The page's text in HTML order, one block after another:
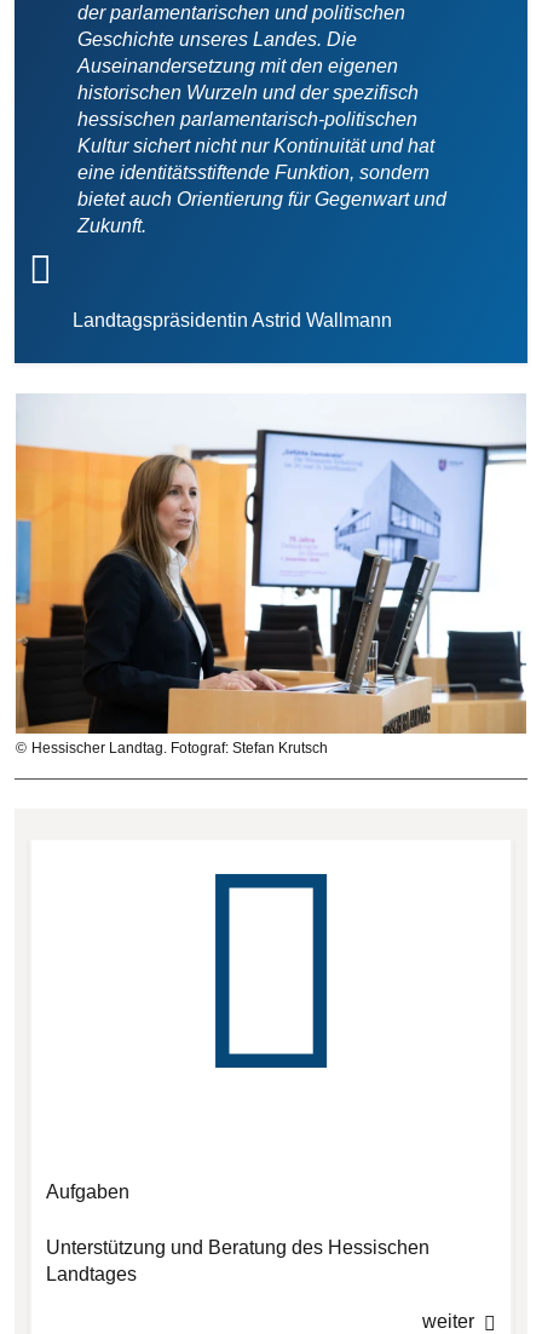
der parlamentarischen und politischen
Geschichte unseres Landes. Die
Auseinandersetzung mit den eigenen
historischen Wurzeln und der spezifisch
hessischen parlamentarisch-politischen
Kultur sichert nicht nur Kontinuität und hat
eine identitätsstiftende Funktion, sondern
bietet auch Orientierung für Gegenwart und
Zukunft.
Landtagspräsidentin Astrid Wallmann
Hessischer Landtag. Fotograf: Stefan Krutsch
Aufgaben
Unterstützung und Beratung des Hessischen
Landtages
weiter